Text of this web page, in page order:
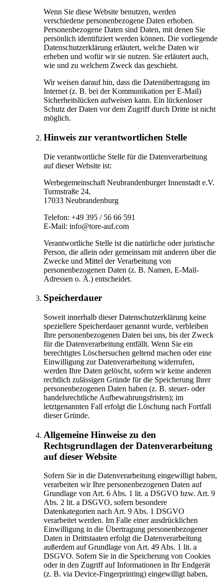
Wenn Sie diese Website benutzen, werden
verschiedene personenbezogene Daten erhoben.
Personenbezogene Daten sind Daten, mit denen Sie
persönlich identifiziert werden können. Die vorliegende
Datenschutzerklärung erläutert, welche Daten wir
erheben und wofür wir sie nutzen. Sie erläutert auch,
wie und zu welchem Zweck das geschieht.
Wir weisen darauf hin, dass die Datenübertragung im
Internet (z. B. bei der Kommunikation per E-Mail)
Sicherheitslücken aufweisen kann. Ein lückenloser
Schutz der Daten vor dem Zugriff durch Dritte ist nicht
möglich.
Hinweis zur verantwortlichen Stelle
Die verantwortliche Stelle für die Datenverarbeitung
auf dieser Website ist:
Werbegemeinschaft Neubrandenburger Innenstadt e.V.
Turmstraße 24,
17033 Neubrandenburg
Telefon: +49 395 / 56 66 591
E-Mail: info@tore-auf.com
Verantwortliche Stelle ist die natürliche oder juristische
Person, die allein oder gemeinsam mit anderen über die
Zwecke und Mittel der Verarbeitung von
personenbezogenen Daten (z. B. Namen, E-Mail-
Adressen o. Ä.) entscheidet.
Speicherdauer
Soweit innerhalb dieser Datenschutzerklärung keine
speziellere Speicherdauer genannt wurde, verbleiben
Ihre personenbezogenen Daten bei uns, bis der Zweck
für die Datenverarbeitung entfällt. Wenn Sie ein
berechtigtes Löschersuchen geltend machen oder eine
Einwilligung zur Datenverarbeitung widerrufen,
werden Ihre Daten gelöscht, sofern wir keine anderen
rechtlich zulässigen Gründe für die Speicherung Ihrer
personenbezogenen Daten haben (z. B. steuer- oder
handelsrechtliche Aufbewahrungsfristen); im
letztgenannten Fall erfolgt die Löschung nach Fortfall
dieser Gründe.
Allgemeine Hinweise zu den
Rechtsgrundlagen der Datenverarbeitung
auf dieser Website
Sofern Sie in die Datenverarbeitung eingewilligt haben,
verarbeiten wir Ihre personenbezogenen Daten auf
Grundlage von Art. 6 Abs. 1 lit. a DSGVO bzw. Art. 9
Abs. 2 lit. a DSGVO, sofern besondere
Datenkategorien nach Art. 9 Abs. 1 DSGVO
verarbeitet werden. Im Falle einer ausdrücklichen
Einwilligung in die Übertragung personenbezogener
Daten in Drittstaaten erfolgt die Datenverarbeitung
außerdem auf Grundlage von Art. 49 Abs. 1 lit. a
DSGVO. Sofern Sie in die Speicherung von Cookies
oder in den Zugriff auf Informationen in Ihr Endgerät
(z. B. via Device-Fingerprinting) eingewilligt haben,